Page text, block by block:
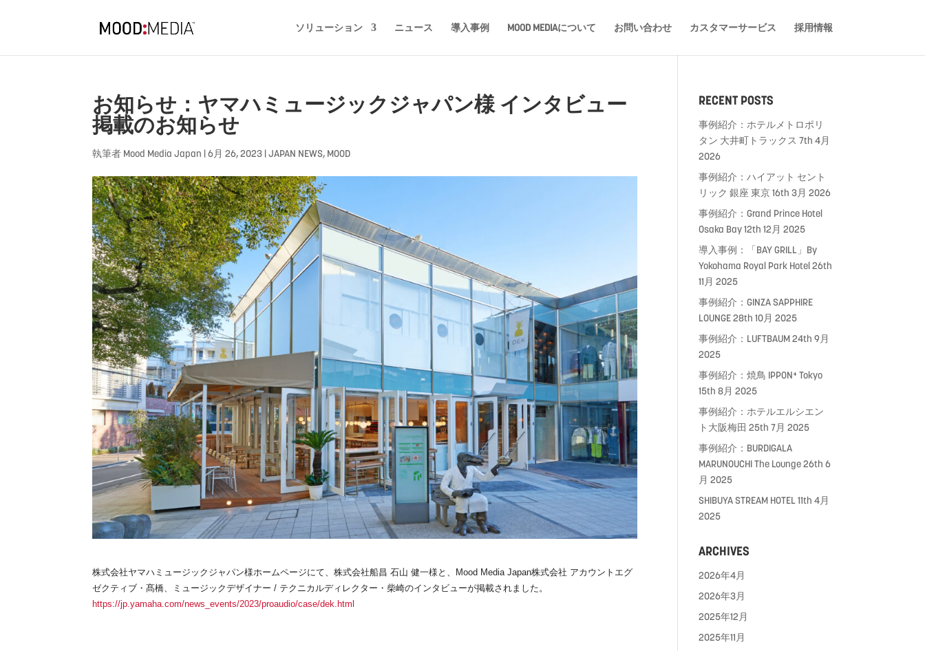
ソリューション ニュース 導入事例 MOOD MEDIAについて お問い合わせ カスタマーサービス 採用情報
お知らせ：ヤマハミュージックジャパン様 インタビュー
掲載のお知らせ
執筆者 Mood Media Japan |6月 26, 2023 |JAPAN NEWS, MOOD
株式会社ヤマハミュージックジャパン様ホームページにて、株式会社船昌 石山 健一様と、Mood Media Japan株式会社 アカウントエグ
ゼクティブ・髙橋、ミュージックデザイナー / テクニカルディレクター・柴崎のインタビューが掲載されました。
https://jp.yamaha.com/news_events/2023/proaudio/case/dek.html
RECENT POSTS
事例紹介：ホテルメトロポリ
タン 大井町トラックス 7th 4月
2026
事例紹介：ハイアット セント
リック 銀座 東京16th 3月 2026
事例紹介：Grand Prince Hotel
Osaka Bay12th 12月 2025
導入事例：「BAY GRILL」By
Yokohama Royal Park Hotel26th
11月 2025
事例紹介：GINZA SAPPHIRE
LOUNGE28th 10月 2025
事例紹介：LUFTBAUM24th 9月
2025
事例紹介：焼鳥 IPPON⁺ Tokyo
15th 8月 2025
事例紹介：ホテルエルシエン
ト大阪梅田 25th 7月 2025
事例紹介：BURDIGALA
MARUNOUCHI The Lounge26th 6
月 2025
SHIBUYA STREAM HOTEL11th 4月
2025
ARCHIVES
2026年4月
2026年3月
2025年12月
2025年11月